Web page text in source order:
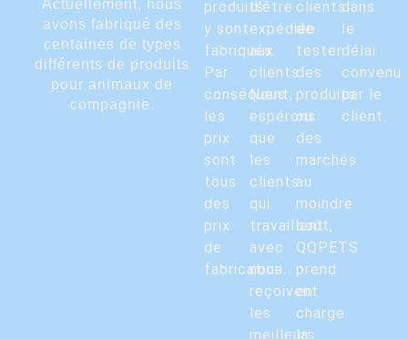
Actuellement, nous
avons fabriqué des
centaines de types
différents de produits
pour animaux de
compagnie.
produits
y sont
fabriqués.
Par
conséquent,
les
prix
sont
tous
des
prix
de
fabrication.
d'être
expédiée
aux
clients.
Nous
espérons
que
les
clients
qui
travaillent
avec
nous
reçoivent
les
meilleurs
clients
de
tester
des
produits
ou
des
marchés
au
moindre
coût,
QQPETS
prend
en
charge
la
dans
le
délai
convenu
par le
client.